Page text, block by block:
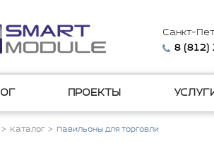
Санкт-
8 (812)
ПРОЕКТЫ
Каталог Павильоны для торговли